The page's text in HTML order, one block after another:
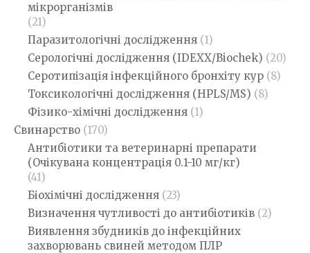
мікрорганізмів
(21)
Паразитологічні дослідження (1)
Серологічні дослідження (IDEXX/Biochek) (20)
Серотипізація інфекційного бронхіту кур (8)
Токсикологічні дослідження (HPLS/MS) (8)
Фізико-хімічні дослідження (1)
Свинарство (170)
Антибіотики та ветеринарні препарати
(Очікувана концентрація 0.1-10 мг/кг)
(41)
Біохімічні дослідження (23)
Визначення чутливості до антибіотиків (2)
Виявлення збудників до інфекційних
захворювань свиней методом ПЛР